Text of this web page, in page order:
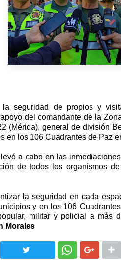
la seguridad de propios y
del comandante de la
(Mérida), general de división
en los 106 Cuadrantes de Paz
a cabo en las
de todos los organismos
la seguridad en cada
y en los 106
militar y policial a más
Morales